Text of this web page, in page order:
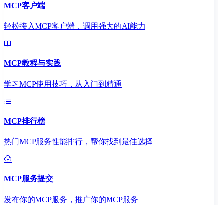
MCP客户端
轻松接入MCP客户端，调用强大的AI能力
MCP教程与实践
学习MCP使用技巧，从入门到精通
MCP排行榜
热门MCP服务性能排行，帮你找到最佳选择
MCP服务提交
发布你的MCP服务，推广你的MCP服务